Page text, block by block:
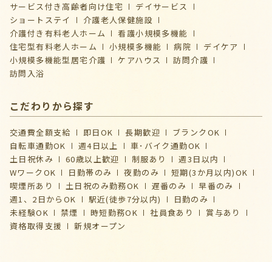
サービス付き高齢者向け住宅
デイサービス
ショートステイ
介護⽼⼈保健施設
介護付き有料老人ホーム
看護小規模多機能
住宅型有料老人ホーム
小規模多機能 病院
デイケア
⼩規模多機能型居宅介護
ケアハウス
訪問介護
訪問入浴
こだわりから探す
交通費全額支給 即日OK 長期歓迎
ブランクOK
自転車通勤OK
週4日以上
車･バイク通勤OK
土日祝休み
60歳以上歓迎 制服あり
週3日以内
WワークOK
日勤帯のみ 夜勤のみ
短期(3か月以内)OK
喫煙所あり
土日祝のみ勤務OK 遅番のみ
早番のみ
週1、2日からOK
駅近(徒歩7分以内)
日勤のみ
未経験OK
禁煙 時短勤務OK 社員食あり
賞与あり
資格取得支援
新規オープン